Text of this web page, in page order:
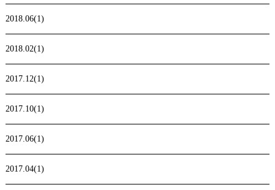
2018.06(1)
2018.02(1)
2017.12(1)
2017.10(1)
2017.06(1)
2017.04(1)